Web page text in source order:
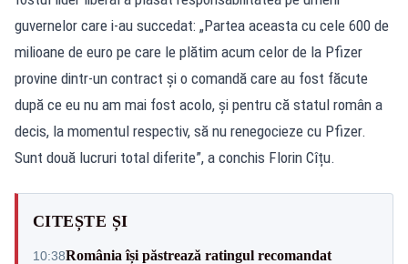
guvernelor care i-au succedat: „Partea aceasta cu cele 600 de
milioane de euro pe care le plătim acum celor de la Pfizer
provine dintr-un contract și o comandă care au fost făcute
după ce eu nu am mai fost acolo, și pentru că statul român a
decis, la momentul respectiv, să nu renegocieze cu Pfizer.
Sunt două lucruri total diferite”, a conchis Florin Cîțu.
CITEȘTE ȘI
10:38România își păstrează ratingul recomandat